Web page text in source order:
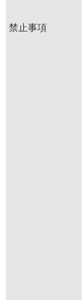
禁止事項